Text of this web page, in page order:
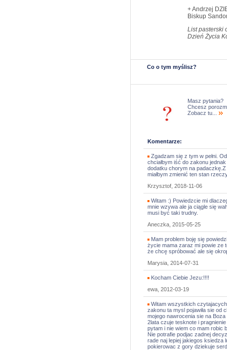
+ Andrzej
Biskup
List pasterski
Dzień Życia
Co o tym myślisz?
Masz pytania?
Chcesz
Zobacz tu...
Komentarze:
Zgadzam się z tym w pełni.
chciałbym iść do zakonu
dodatku chorym na
miałbym zmienić ten stan
Krzysztof, 2018-11-06
Witam :) Powiedzcie mi
mnie wzywa ale ja ciągle się
musi być taki trudny.
Aneczka, 2015-05-25
Mam problem boję się
życie mama zaraz mi powie ze
że chcę spróbować ale się
Marysia, 2014-07-31
Kocham Ciebie Jezu:!!!!
ewa, 2012-03-19
Witam wszystkich
zakonu ta mysl pojawiła sie od
mojego nawrocenia sie na
2lata czuje tesknote i
pytam i nie wiem co mam robic
Nie potrafie podjac zadnej
rade naj lepiej jakiegos ksiedza
pokierowac z gory dziekuje